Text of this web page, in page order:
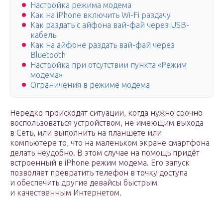
Настройка режима модема
Как на iPhone включить Wi-Fi раздачу
Как раздать с айфона вай-фай через USB-
кабель
Как на айфоне раздать вай-фай через
Bluetooth
Настройка при отсутствии пункта «Режим
модема»
Ограничения в режиме модема
Нередко происходят ситуации, когда нужно срочно
воспользоваться устройством, не имеющим выхода
в Сеть, или выполнить на планшете или
компьютере то, что на маленьком экране смартфона
делать неудобно. В этом случае на помощь придёт
встроенный в iPhone режим модема. Его запуск
позволяет превратить телефон в точку доступа
и обеспечить другие девайсы быстрым
и качественным Интернетом.